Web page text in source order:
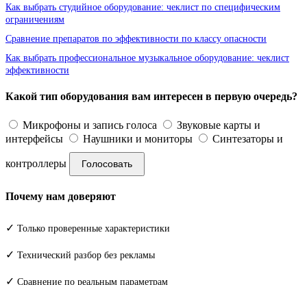
Как выбрать студийное оборудование: чеклист по специфическим
ограничениям
Сравнение препаратов по эффективности по классу опасности
Как выбрать профессиональное музыкальное оборудование: чеклист
эффективности
Какой тип оборудования вам интересен в первую очередь?
Микрофоны и запись голоса
Звуковые карты и
интерфейсы
Наушники и мониторы Синтезаторы и
контроллеры Голосовать
Почему нам доверяют
✓ Только проверенные характеристики
✓ Технический разбор без рекламы
✓ Сравнение по реальным параметрам